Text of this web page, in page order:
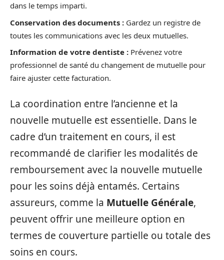
dans le temps imparti.
Conservation des documents : Gardez un registre de
toutes les communications avec les deux mutuelles.
Information de votre dentiste : Prévenez votre
professionnel de santé du changement de mutuelle pour
faire ajuster cette facturation.
La coordination entre l’ancienne et la
nouvelle mutuelle est essentielle. Dans le
cadre d’un traitement en cours, il est
recommandé de clarifier les modalités de
remboursement avec la nouvelle mutuelle
pour les soins déjà entamés. Certains
assureurs, comme la Mutuelle Générale,
peuvent offrir une meilleure option en
termes de couverture partielle ou totale des
soins en cours.